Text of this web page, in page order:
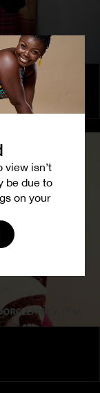
view isn’t
be due to
on your